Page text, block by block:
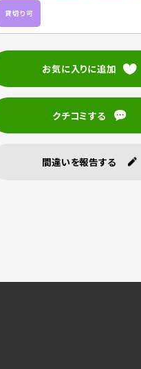
貸切り可
お気に入りに追加
クチコミする
間違いを報告する